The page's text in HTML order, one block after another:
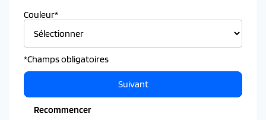
Couleur*
*Champs obligatoires
Recommencer
Suivant